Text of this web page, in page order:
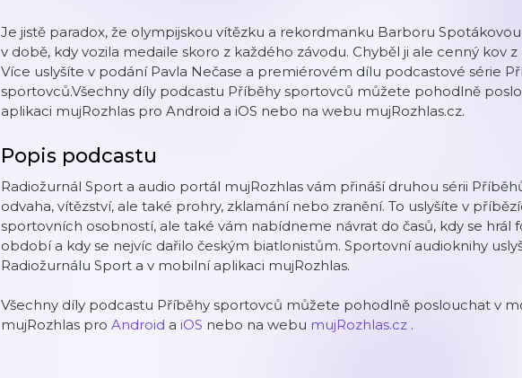
Je jistě paradox, že olympijskou vítězku a rekordmanku Barboru
v době, kdy vozila medaile skoro z každého závodu. Chyběl ji ale cenný kov z
Více uslyšíte v podání Pavla Nečase a premiérovém dílu podcastové série
sportovců.Všechny díly podcastu Příběhy sportovců můžete pohodlně
aplikaci mujRozhlas pro Android a iOS nebo na webu mujRozhlas.cz.
Popis podcastu
Radiožurnál Sport a audio portál mujRozhlas vám přináší druhou sérii
odvaha, vítězství, ale také prohry, zklamání nebo zranění. To uslyšíte v
sportovních osobností, ale také vám nabídneme návrat do časů, kdy se hrál
období a kdy se nejvíc dařilo českým biatlonistům. Sportovní audioknihy
Radiožurnálu Sport a v mobilní aplikaci mujRozhlas.
Všechny díly podcastu Příběhy sportovců můžete pohodlně poslouchat v
mujRozhlas pro Android a iOS nebo na webu mujRozhlas.cz .